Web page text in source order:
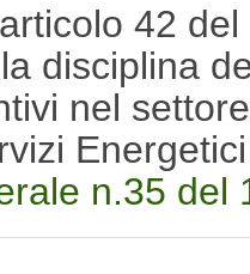
42
disciplina
nel
n.35 del